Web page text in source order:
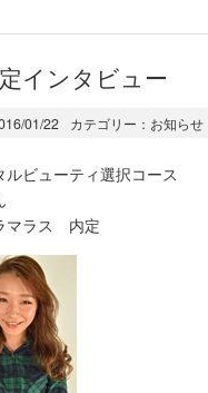
インタビュー
01/22 カテゴリー： お知らせ
ルビューティ選択コース
マラス 内定